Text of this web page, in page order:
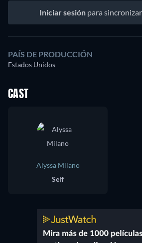
Iniciar sesión para
PAÍS DE PRODUCCIÓN
Estados Unidos
CAST
Alyssa Milano
Self